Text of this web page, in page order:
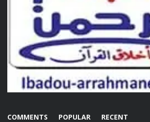
RECENT
POPULAR
COMMENTS